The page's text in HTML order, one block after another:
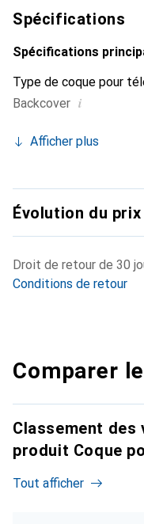
exigeante.
Spécifications
Spécifications
Type de coque pour
Backcover i
Afficher plus
Évolution du prix
Droit de retour de 30
Conditions de retour
Comparer
Classement des
produit Coque
Tout afficher